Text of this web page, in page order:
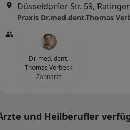
Düsseldorfer Str. 59,
Praxis Dr.med.dent.Thomas
Dr. med. dent.
Thomas Verbeck
Zahnarzt
und Heilberufler